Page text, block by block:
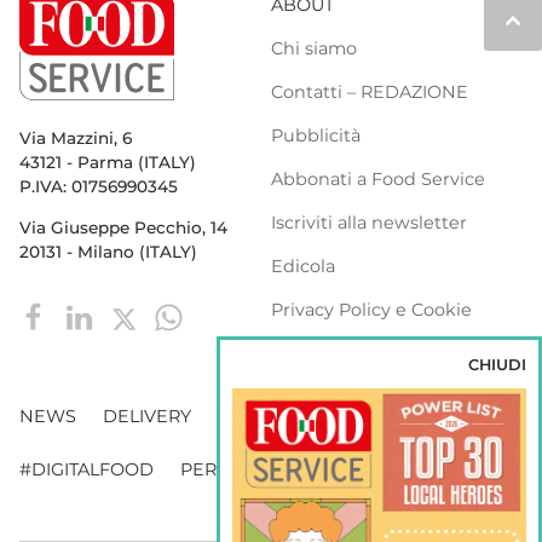
keyboard_arrow_up
Via Mazzini, 6
43121 - Parma (ITALY)
P.IVA: 01756990345
Via Giuseppe Pecchio, 14
20131 - Milano (ITALY)
ABOUT
Chi siamo
Contatti – REDAZIONE
Pubblicità
Abbonati a Food Service
Iscriviti alla newsletter
Edicola
Privacy Policy e Cookie
NEWS DELIVERY DISTRIBUZIONE
#DIGITALFOOD PERSONE WEBINAR VENDING
CHIUDI